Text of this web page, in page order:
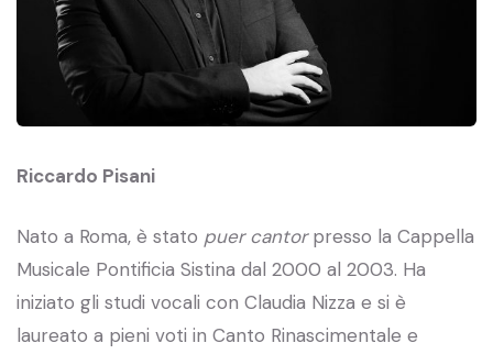
Riccardo Pisani
Nato a Roma, è stato puer cantorpresso la Cappella
Musicale Pontificia Sistina dal 2000 al 2003. Ha
iniziato gli studi vocali con Claudia Nizza e si è
laureato a pieni voti in Canto Rinascimentale e